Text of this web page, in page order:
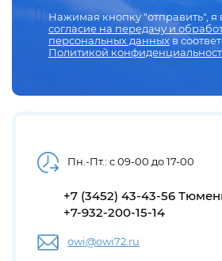
Нажимая кнопку "отправить",
согласие на передачу и
персональных данныхв
Политикой
Пн.-Пт.: с 09-00 до 17-00
+7 (3452) 43-43-56
+7-932-200-15-14
owi@owi72.ru